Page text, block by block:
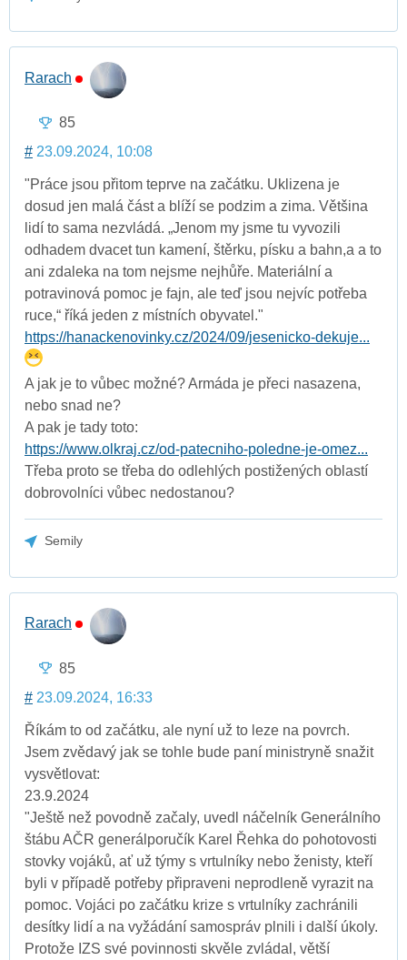
Rarach
85
# 23.09.2024, 10:08
"Práce jsou přitom teprve na začátku. Uklizena je
dosud jen malá část a blíží se podzim a zima. Většina
lidí to sama nezvládá. „Jenom my jsme tu vyvozili
odhadem dvacet tun kamení, štěrku, písku a bahn,a a to
ani zdaleka na tom nejsme nejhůře. Materiální a
potravinová pomoc je fajn, ale teď jsou nejvíc potřeba
ruce,“ říká jeden z místních obyvatel."
https://hanackenovinky.cz/2024/09/jesenicko-dekuje...
A jak je to vůbec možné? Armáda je přeci nasazena,
nebo snad ne?
A pak je tady toto:
https://www.olkraj.cz/od-patecniho-poledne-je-omez...
Třeba proto se třeba do odlehlých postižených oblastí
dobrovolníci vůbec nedostanou?
Semily
Rarach
85
# 23.09.2024, 16:33
Říkám to od začátku, ale nyní už to leze na povrch.
Jsem zvědavý jak se tohle bude paní ministryně snažit
vysvětlovat:
23.9.2024
"Ještě než povodně začaly, uvedl náčelník Generálního
štábu AČR generálporučík Karel Řehka do pohotovosti
stovky vojáků, ať už týmy s vrtulníky nebo ženisty, kteří
byli v případě potřeby připraveni neprodleně vyrazit na
pomoc. Vojáci po začátku krize s vrtulníky zachránili
desítky lidí a na vyžádání samospráv plnili i další úkoly.
Protože IZS své povinnosti skvěle zvládal, větší